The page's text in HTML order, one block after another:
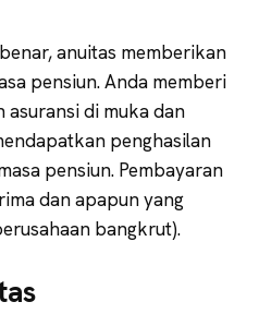
anuitas memberikan
pensiun. Anda memberi
asuransi di muka dan
penghasilan
pensiun. Pembayaran
dan apapun yang
bangkrut).